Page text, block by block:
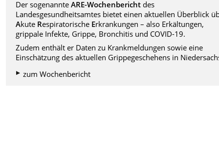
Der sogenannteARE-Wochenbericht des
Landesgesundheitsamtes bietet einen aktuellen Überblick
Akute Respiratorische Erkrankungen – also Erkältungen,
grippale Infekte, Grippe, Bronchitis und COVID-19.
Zudem enthält er Daten zu Krankmeldungen sowie eine
Einschätzung des aktuellen Grippegeschehens in
zum Wochenbericht